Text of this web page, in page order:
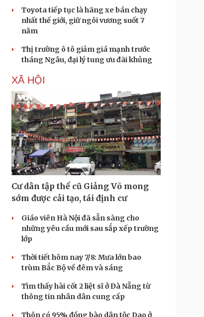
Toyota tiếp tục là hãng xe bán chạy
nhất thế giới, giữ ngôi vương suốt 7
năm
Thị trường ô tô giảm giá mạnh trước
tháng Ngâu, đại lý tung ưu đãi khủng
XÃ HỘI
Cư dân tập thể cũ Giảng Võ mong
sớm được cải tạo, tái định cư
Giáo viên Hà Nội đã sẵn sàng cho
những yêu cầu mới sau sắp xếp trường
lớp
Thời tiết hôm nay 7/8: Mưa lớn bao
trùm Bắc Bộ về đêm và sáng
Tìm thấy hài cốt 2 liệt sĩ ở Đà Nẵng từ
thông tin nhân dân cung cấp
Thôn có 95% đồng bào dân tộc Dao ở